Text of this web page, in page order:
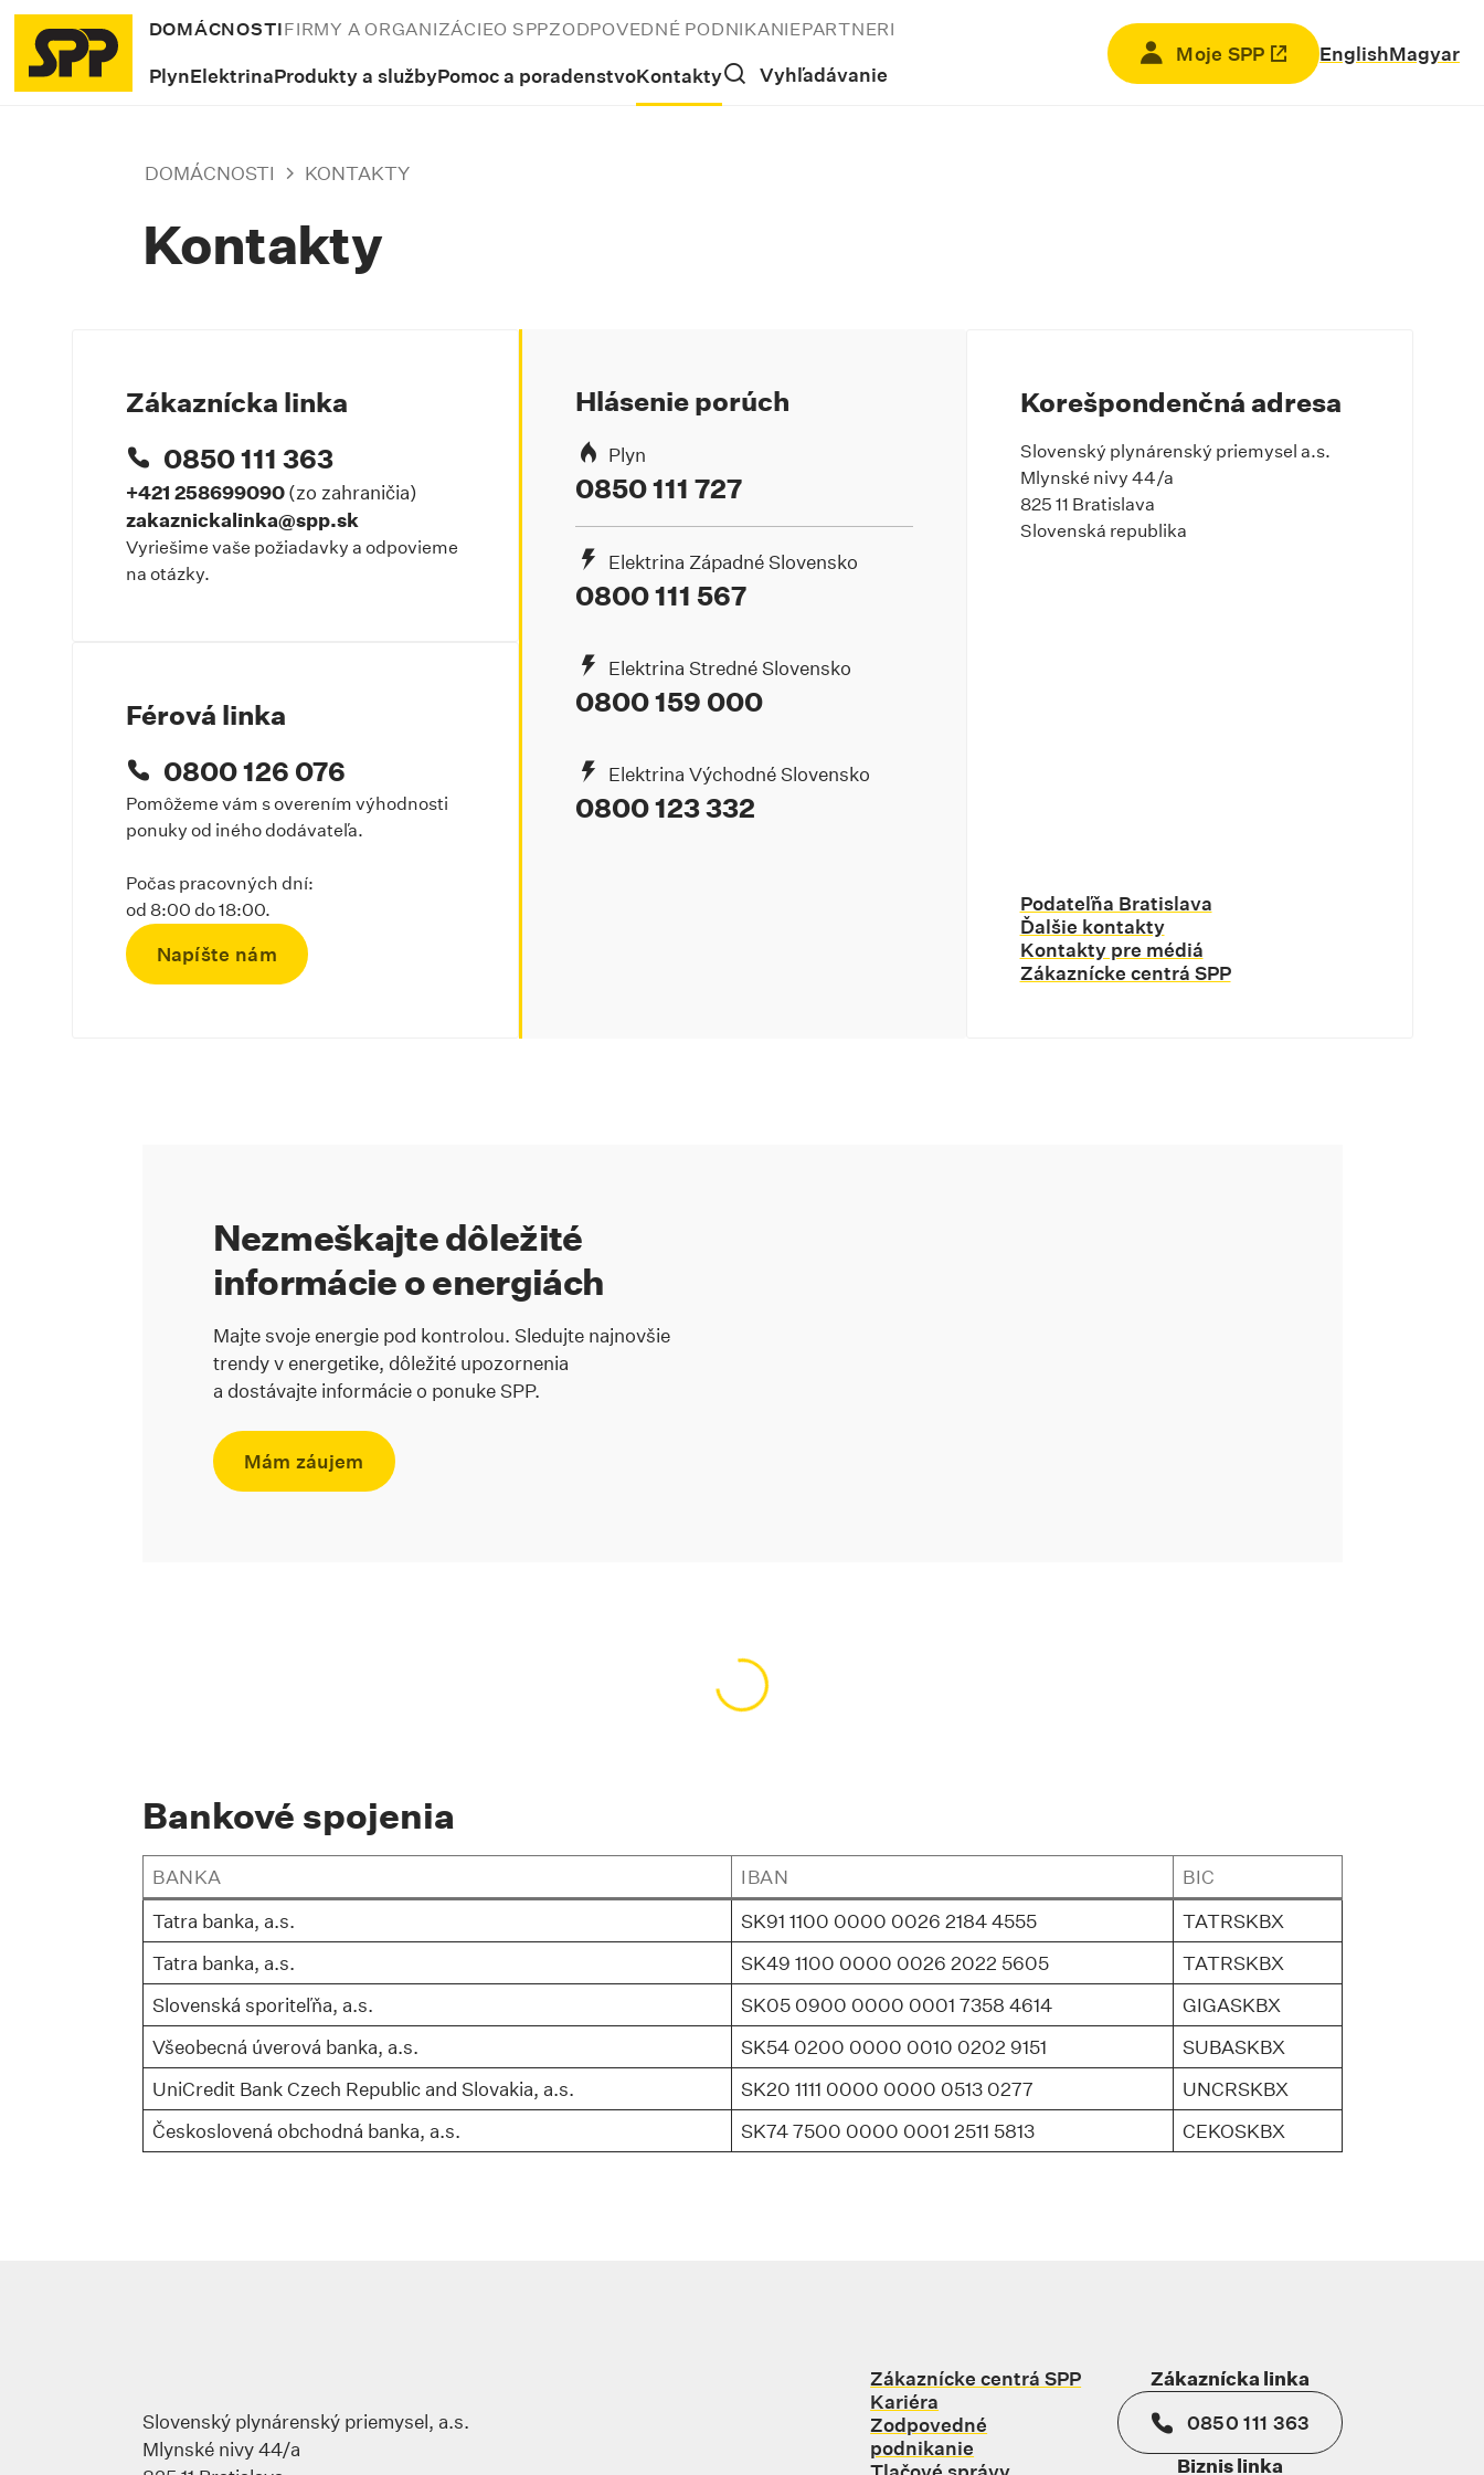
DOMÁCNOSTIFIRMY A ORGANIZÁCIEO SPPZODPOVEDNÉ PODNIKANIEPARTNERI
PlynElektrinaProdukty a službyPomoc a poradenstvoKontakty Vyhľadávanie
Moje SPP
Odkaz sa otvorí na novej
EnglishMagyar
DOMÁCNOSTI KONTAKTY
Kontakty
Zákaznícka linka
0850 111 363
+421 258699090 (zo zahraničia)
zakaznickalinka@spp.sk
Vyriešime vaše požiadavky a odpovieme
na otázky.
Férová linka
0800 126 076
Pomôžeme vám s overením výhodnosti
ponuky od iného dodávateľa.
Počas pracovných dní:
od 8:00 do 18:00.
Napíšte nám
Hlásenie porúch
Plyn
0850 111 727
Elektrina Západné Slovensko
0800 111 567
Elektrina Stredné Slovensko
0800 159 000
Elektrina Východné Slovensko
0800 123 332
Korešpondenčná adresa
Slovenský plynárenský priemysel a.s.
Mlynské nivy 44/a
825 11 Bratislava
Slovenská republika
Podateľňa Bratislava
Ďalšie kontakty
Kontakty pre médiá
Zákaznícke centrá SPP
Nezmeškajte dôležité
informácie o energiách
Majte svoje energie pod kontrolou. Sledujte najnovšie
trendy v energetike, dôležité upozornenia
a dostávajte informácie o ponuke SPP.
Mám záujem
Načítavanie obsahu…
Bankové spojenia
BANKA IBAN
BIC
Tatra banka, a.s.
SK91 1100 0000 0026 2184 4555
TATRSKBX
Tatra banka, a.s.
SK49 1100 0000 0026 2022 5605
TATRSKBX
Slovenská sporiteľňa, a.s.
SK05 0900 0000 0001 7358 4614
GIGASKBX
Všeobecná úverová banka, a.s.
SK54 0200 0000 0010 0202 9151
SUBASKBX
UniCredit Bank Czech Republic and Slovakia, a.s.
SK20 1111 0000 0000 0513 0277
UNCRSKBX
Českoslovená obchodná banka, a.s.
SK74 7500 0000 0001 2511 5813 CEKOSKBX
Slovenský plynárenský priemysel, a.s.
Mlynské nivy 44/a
Zákaznícke centrá SPP
Kariéra
Zodpovedné
podnikanie
Zákaznícka linka
0850 111 363
Biznis linka